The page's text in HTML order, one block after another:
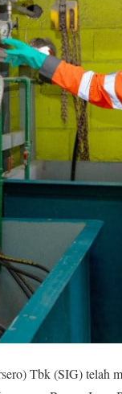
Tbk (SIG) telah